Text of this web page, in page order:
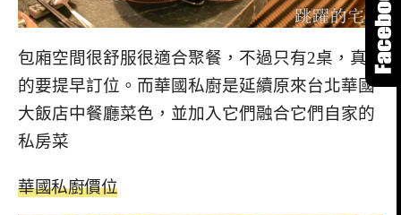
包廂空間很舒服很適合聚餐，不過只有2桌，真
的要提早訂位。而華國私廚是延續原來台北華國
大飯店中餐廳菜色，並加入它們融合它們自家的
私房菜
華國私廚價位